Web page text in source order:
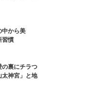
中から美
習慣
の裏にチラつ
太神宮」と地